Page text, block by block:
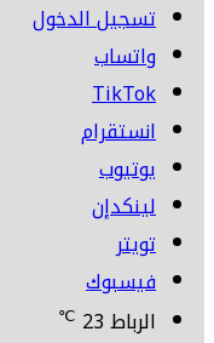
تسجيل الدخول
واتساب
TikTok
انستقرام
يوتيوب
لينكدإن
تويتر
فيسبوك
الرباط23
℃